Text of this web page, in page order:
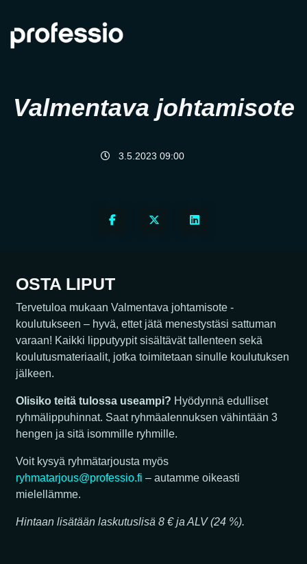
Valmentava johtamisote
3.5.2023 09:00
OSTA LIPUT
Tervetuloa mukaan Valmentava johtamisote -
koulutukseen – hyvä, ettet jätä menestystäsi sattuman
varaan! Kaikki lipputyypit sisältävät tallenteen sekä
koulutusmateriaalit, jotka toimitetaan sinulle koulutuksen
jälkeen.
Olisiko teitä tulossa useampi? Hyödynnä edulliset
ryhmälippuhinnat. Saat ryhmäalennuksen vähintään 3
hengen ja sitä isommille ryhmille.
Voit kysyä ryhmätarjousta myös
ryhmatarjous@professio.fi – autamme oikeasti
mielellämme.
Hintaan lisätään laskutuslisä 8 € ja ALV (24 %).